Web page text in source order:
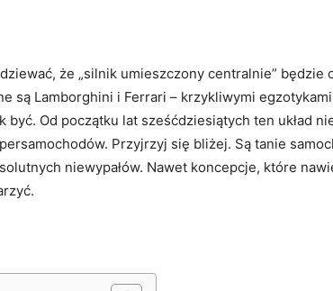
że „silnik umieszczony centralnie” będzie
są Lamborghini i Ferrari – krzykliwymi
być. Od początku lat sześćdziesiątych ten układ
Przyjrzyj się bliżej. Są tanie
niewypałów. Nawet koncepcje, które